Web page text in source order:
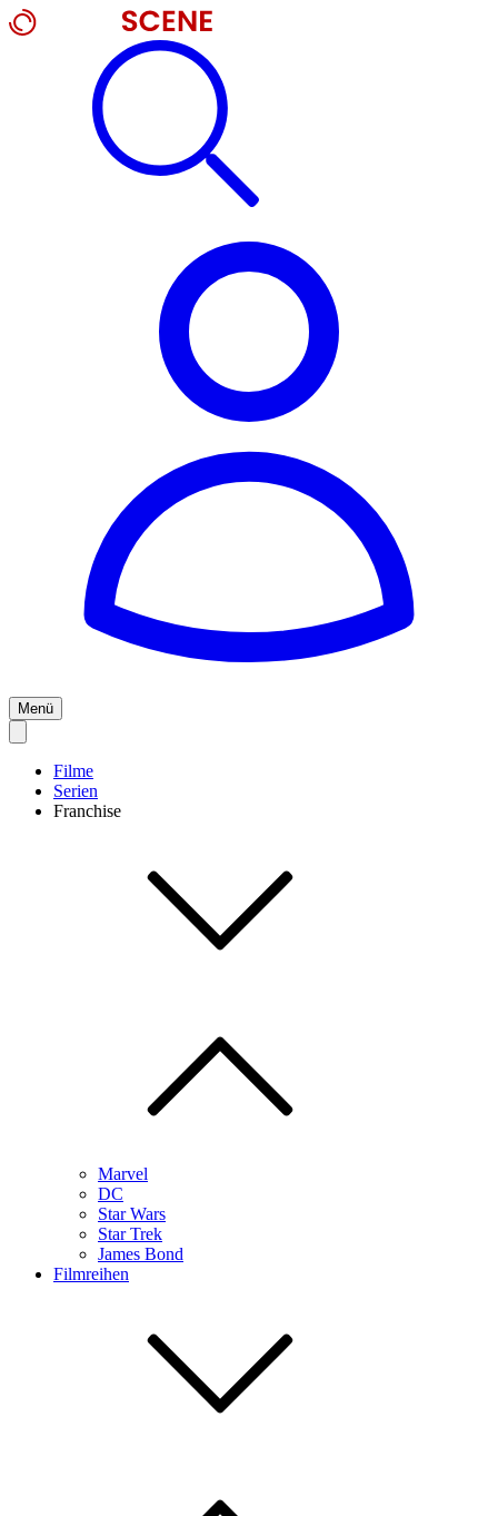
Menü
Filme
Serien
Franchise
Marvel
DC
Star Wars
Star Trek
James Bond
Filmreihen